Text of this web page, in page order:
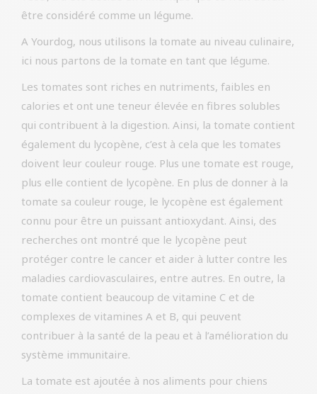
être considéré comme un légume.
A Yourdog, nous utilisons la tomate au niveau culinaire,
ici nous partons de la tomate en tant que légume.
Les tomates sont riches en nutriments, faibles en
calories et ont une teneur élevée en fibres solubles
qui contribuent à la digestion. Ainsi, la tomate contient
également du lycopène, c’est à cela que les tomates
doivent leur couleur rouge. Plus une tomate est rouge,
plus elle contient de lycopène. En plus de donner à la
tomate sa couleur rouge, le lycopène est également
connu pour être un puissant antioxydant. Ainsi, des
recherches ont montré que le lycopène peut
protéger contre le cancer et aider à lutter contre les
maladies cardiovasculaires, entre autres. En outre, la
tomate contient beaucoup de vitamine C et de
complexes de vitamines A et B, qui peuvent
contribuer à la santé de la peau et à l’amélioration du
système immunitaire.
La tomate est ajoutée à nos aliments pour chiens